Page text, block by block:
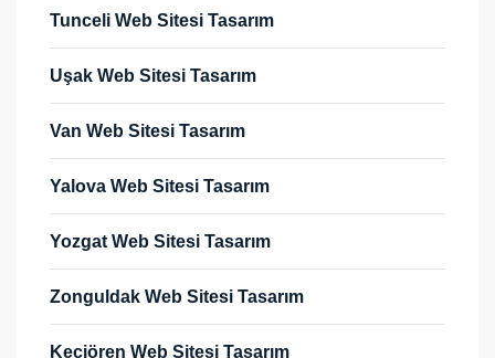
Tunceli Web Sitesi Tasarım
Uşak Web Sitesi Tasarım
Van Web Sitesi Tasarım
Yalova Web Sitesi Tasarım
Yozgat Web Sitesi Tasarım
Zonguldak Web Sitesi Tasarım
Keçiören Web Sitesi Tasarım